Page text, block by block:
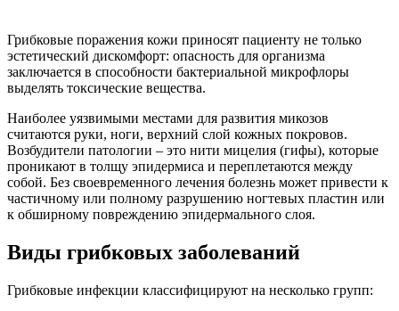
Грибковые поражения кожи приносят пациенту не только
эстетический дискомфорт: опасность для организма
заключается в способности бактериальной микрофлоры
выделять токсические вещества.
Наиболее уязвимыми местами для развития микозов
считаются руки, ноги, верхний слой кожных покровов.
Возбудители патологии – это нити мицелия (гифы), которые
проникают в толщу эпидермиса и переплетаются между
собой. Без своевременного лечения болезнь может привести к
частичному или полному разрушению ногтевых пластин или
к обширному повреждению эпидермального слоя.
Виды грибковых заболеваний
Грибковые инфекции классифицируют на несколько групп: